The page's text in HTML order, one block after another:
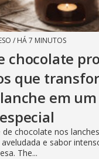
/ HÁ 7 MINUTOS
chocolate
que
em um
chocolate nos
e sabor
The...